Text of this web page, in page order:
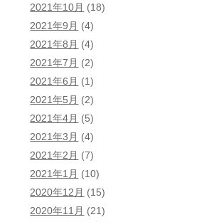
2021年10月 (18)
2021年9月 (4)
2021年8月 (4)
2021年7月 (2)
2021年6月 (1)
2021年5月 (2)
2021年4月 (5)
2021年3月 (4)
2021年2月 (7)
2021年1月 (10)
2020年12月 (15)
2020年11月 (21)